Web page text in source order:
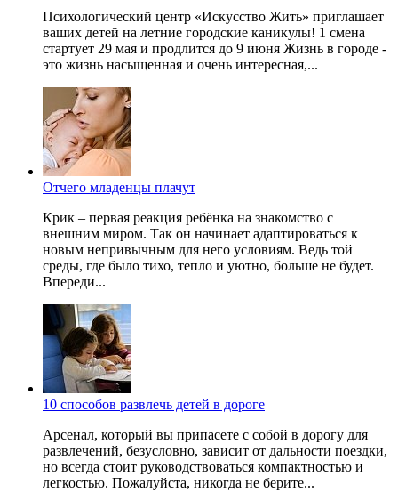
Психологический центр «Искусство Жить» приглашает
ваших детей на летние городские каникулы! 1 смена
стартует 29 мая и продлится до 9 июня Жизнь в городе -
это жизнь насыщенная и очень интересная,...
Отчего младенцы плачут
Крик – первая реакция ребёнка на знакомство с
внешним миром. Так он начинает адаптироваться к
новым непривычным для него условиям. Ведь той
среды, где было тихо, тепло и уютно, больше не будет.
Впереди...
10 способов развлечь детей в дороге
Арсенал, который вы припасете с собой в дорогу для
развлечений, безусловно, зависит от дальности поездки,
но всегда стоит руководствоваться компактностью и
легкостью. Пожалуйста, никогда не берите...